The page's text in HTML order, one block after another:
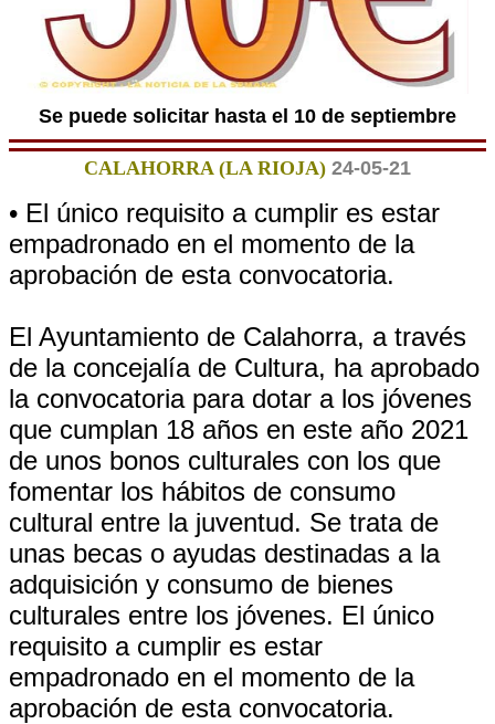
Se puede solicitar hasta el 10 de septiembre
CALAHORRA (LA RIOJA) 24-05-21
• El único requisito a cumplir es estar
empadronado en el momento de la
aprobación de esta convocatoria.
El Ayuntamiento de Calahorra, a través
de la concejalía de Cultura, ha aprobado
la convocatoria para dotar a los jóvenes
que cumplan 18 años en este año 2021
de unos bonos culturales con los que
fomentar los hábitos de consumo
cultural entre la juventud. Se trata de
unas becas o ayudas destinadas a la
adquisición y consumo de bienes
culturales entre los jóvenes. El único
requisito a cumplir es estar
empadronado en el momento de la
aprobación de esta convocatoria.